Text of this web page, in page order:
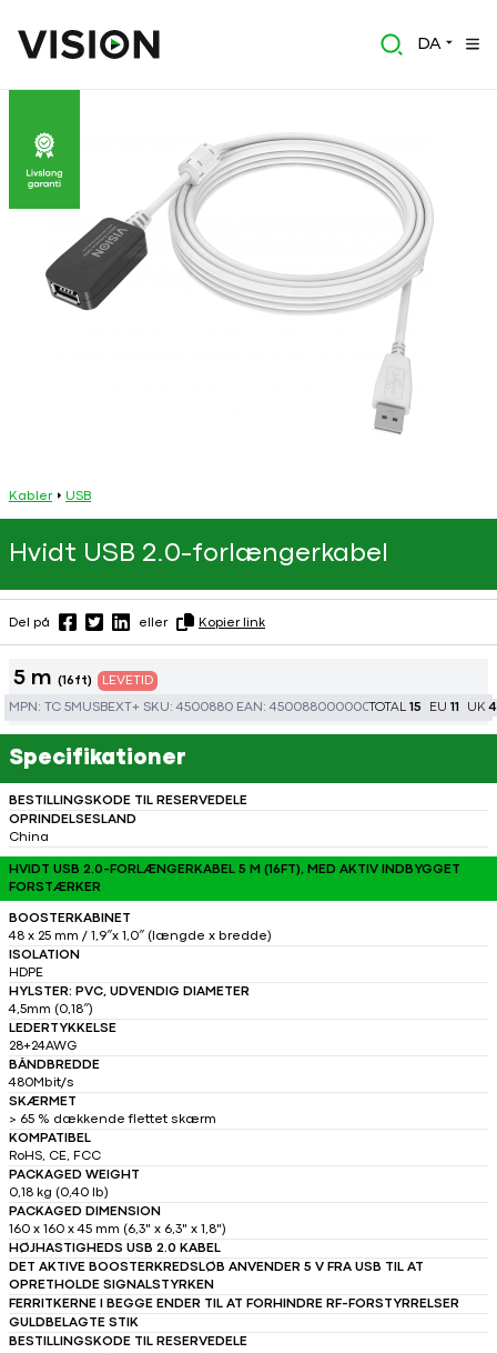
DA
Kabler USB
Hvidt USB 2.0-forlængerkabel
Del på eller Kopier link
5 m (16ft) LEVETID
MPN: TC 5MUSBEXT+ SKU:4500880 EAN:450088000000 TOTAL 15 EU 11 UK4
Specifikationer
BESTILLINGSKODE TIL RESERVEDELE
OPRINDELSESLAND
China
HVIDT USB 2.0-FORLÆNGERKABEL 5 M (16FT), MED AKTIV INDBYGGET
FORSTÆRKER
BOOSTERKABINET
48 x 25 mm / 1,9″x 1,0″ (længde x bredde)
ISOLATION
HDPE
HYLSTER: PVC, UDVENDIG DIAMETER
4,5mm (0,18″)
LEDERTYKKELSE
28+24AWG
BÅNDBREDDE
480Mbit/s
SKÆRMET
> 65 % dækkende flettet skærm
KOMPATIBEL
RoHS, CE, FCC
PACKAGED WEIGHT
0,18 kg (0,40 lb)
PACKAGED DIMENSION
160 x 160 x 45 mm (6,3" x 6,3" x 1,8")
HØJHASTIGHEDS USB 2.0 KABEL
DET AKTIVE BOOSTERKREDSLØB ANVENDER 5 V FRA USB TIL AT
OPRETHOLDE SIGNALSTYRKEN
FERRITKERNE I BEGGE ENDER TIL AT FORHINDRE RF-FORSTYRRELSER
GULDBELAGTE STIK
BESTILLINGSKODE TIL RESERVEDELE